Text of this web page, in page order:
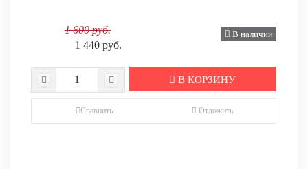
1 600 руб.
1 440 руб.
В наличии
В КОРЗИНУ
Сравнить Отложить